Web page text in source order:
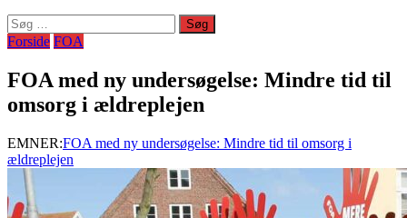
Søg
efter:
Forside FOA
FOA med ny undersøgelse: Mindre tid til
omsorg i ældreplejen
EMNER:FOA med ny undersøgelse: Mindre tid til omsorg i
ældreplejen